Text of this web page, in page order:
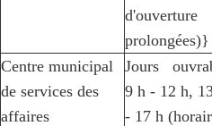
d'ouverture
prolongées)}
Centre municipal
de services des
affaires
Jours
9 h - 12 h,
- 17 h